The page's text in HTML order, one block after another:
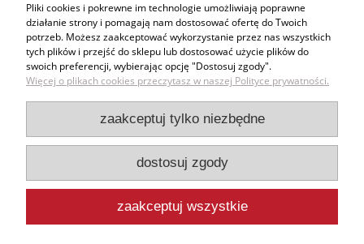
Zakupy
Pomoc
Moje konto
Informacje
Pliki cookies i pokrewne im technologie umożliwiają poprawne
działanie strony i pomagają nam dostosować ofertę do Twoich
potrzeb. Możesz zaakceptować wykorzystanie przez nas wszystkich
tych plików i przejść do sklepu lub dostosować użycie plików do
swoich preferencji, wybierając opcję "Dostosuj zgody".
Więcej o plikach cookies przeczytasz w naszej Polityce prywatności.
zaakceptuj tylko niezbędne
dostosuj zgody
zaakceptuj wszystkie